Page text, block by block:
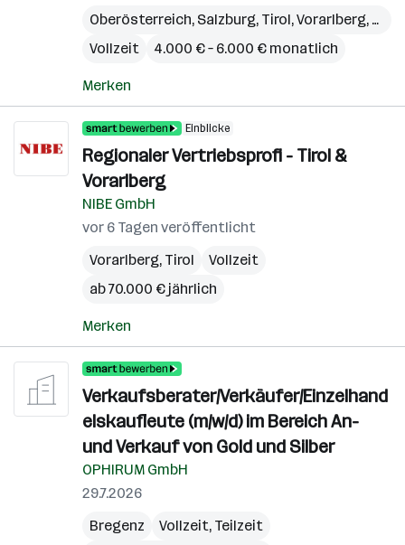
Oberösterreich, Salzburg, Tirol,Vorarlberg,
Vollzeit
4.000 € – 6.000 € monatlich
Merken
Einblicke
Regionaler Vertriebsprofi - Tirol &
Vorarlberg
NIBE GmbH
vor 6 Tagen veröffentlicht
Vorarlberg, Tirol
Vollzeit
ab 70.000 € jährlich
Merken
Verkaufsberater/Verkäufer/Einzelhand
elskaufleute (m/w/d) im Bereich An-
und Verkauf von Gold und Silber
OPHIRUM GmbH
29.7.2026
Bregenz
Vollzeit, Teilzeit